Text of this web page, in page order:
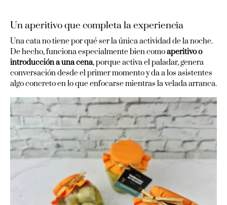
Un aperitivo que completa la experiencia
Una cata no tiene por qué ser la única actividad de la noche.
De hecho, funciona especialmente bien comoaperitivo o
introducción a una cena, porque activa el paladar, genera
conversación desde el primer momento y da a los asistentes
algo concreto en lo que enfocarse mientras la velada arranca.